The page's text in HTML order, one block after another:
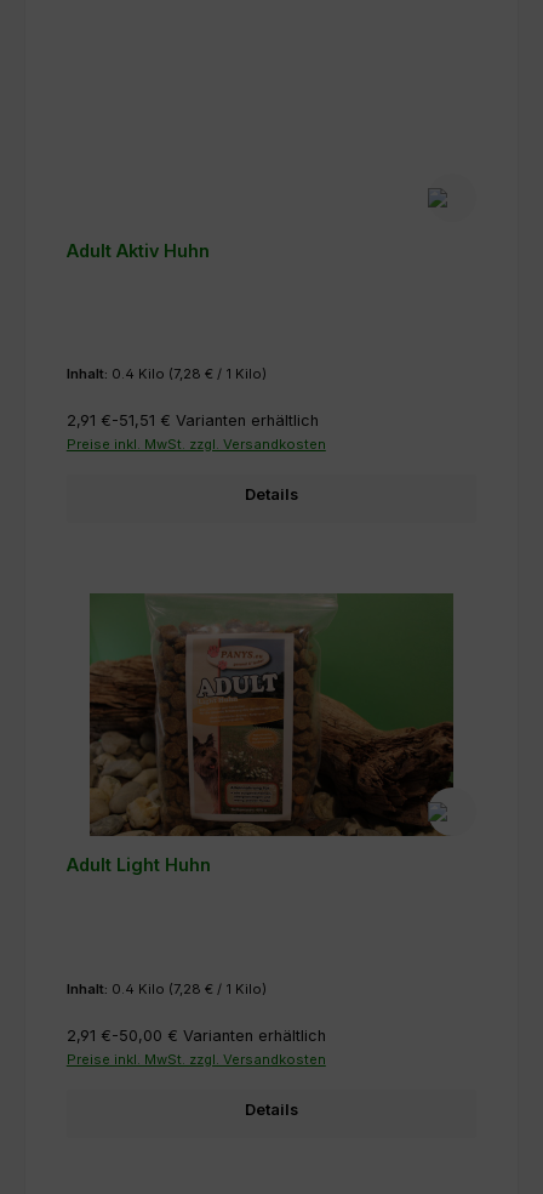
Adult Aktiv Huhn
Inhalt: 0.4 Kilo (7,28 € / 1 Kilo)
2,91 €-51,51 € Varianten erhältlich
Preise inkl. MwSt. zzgl. Versandkosten
Details
Adult Light Huhn
Inhalt: 0.4 Kilo (7,28 € / 1 Kilo)
2,91 €-50,00 € Varianten erhältlich
Preise inkl. MwSt. zzgl. Versandkosten
Details